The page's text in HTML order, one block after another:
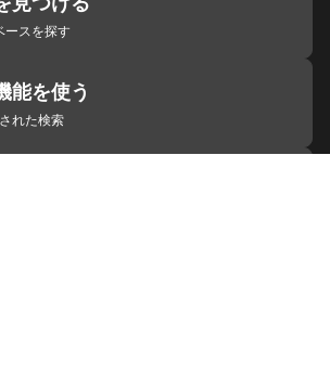
ースを探す
能を使う
れた検索